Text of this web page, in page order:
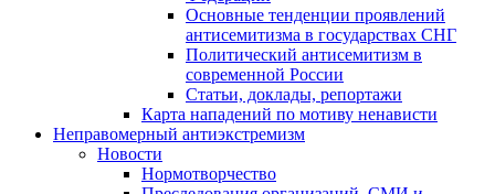
Основные тенденции проявлений
антисемитизма в государствах СНГ
Политический антисемитизм в
современной России
Статьи, доклады, репортажи
Карта нападений по мотиву ненависти
Неправомерный антиэкстремизм
Новости
Нормотворчество